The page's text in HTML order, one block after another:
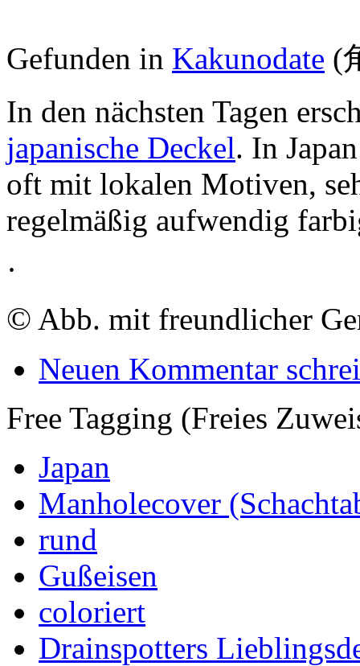
Gefunden in Kakunodate (
In den nächsten Tagen
japanische Deckel. In
oft mit lokalen Motiven,
regelmäßig aufwendig
·
© Abb. mit freundlicher
Neuen Kommentar
Free Tagging (Freies
Japan
Manholecover
rund
Gußeisen
coloriert
Drainspotters